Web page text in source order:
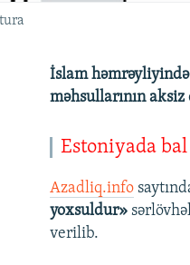
İslam
məhsullarının aksiz
Estoniyada
Azadliq.info
yoxsuldur»
verilib.